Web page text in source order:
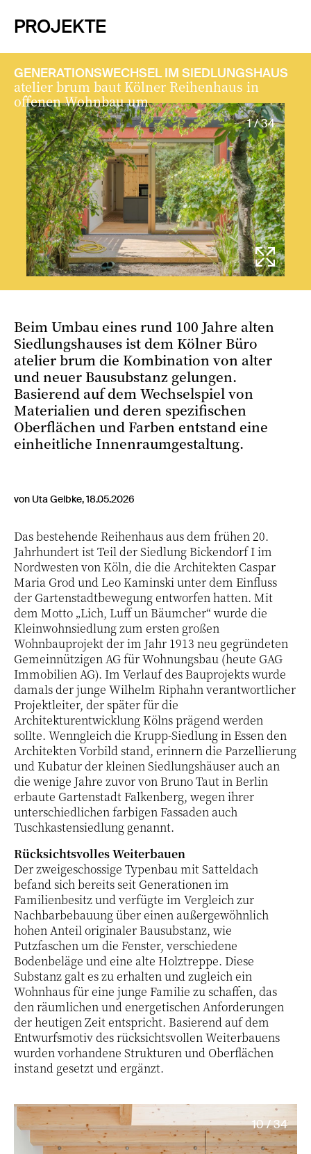
PROJEKTE
GENERATIONSWECHSEL IM SIEDLUNGSHAUS
atelier brum baut Kölner Reihenhaus in
offenen Wohnbau um
1 / 34
Beim Umbau eines rund 100 Jahre alten
Siedlungshauses ist dem Kölner Büro
atelier brum die Kombination von alter
und neuer Bausubstanz gelungen.
Basierend auf dem Wechselspiel von
Materialien und deren spezifischen
Oberflächen und Farben entstand eine
einheitliche Innenraumgestaltung.
von Uta Gelbke, 18.05.2026
Das bestehende Reihenhaus aus dem frühen 20.
Jahrhundert ist Teil der Siedlung Bickendorf I im
Nordwesten von Köln, die die Architekten Caspar
Maria Grod und Leo Kaminski unter dem Einfluss
der Gartenstadtbewegung entworfen hatten. Mit
dem Motto „Lich, Luff un Bäumcher“ wurde die
Kleinwohnsiedlung zum ersten großen
Wohnbauprojekt der im Jahr 1913 neu gegründeten
Gemeinnützigen AG für Wohnungsbau (heute GAG
Immobilien AG). Im Verlauf des Bauprojekts wurde
damals der junge Wilhelm Riphahn verantwortlicher
Projektleiter, der später für die
Architekturentwicklung Kölns prägend werden
sollte. Wenngleich die Krupp-Siedlung in Essen den
Architekten Vorbild stand, erinnern die Parzellierung
und Kubatur der kleinen Siedlungshäuser auch an
die wenige Jahre zuvor von Bruno Taut in Berlin
erbaute Gartenstadt Falkenberg, wegen ihrer
unterschiedlichen farbigen Fassaden auch
Tuschkastensiedlung genannt.
Rücksichtsvolles Weiterbauen
Der zweigeschossige Typenbau mit Satteldach
befand sich bereits seit Generationen im
Familienbesitz und verfügte im Vergleich zur
Nachbarbebauung über einen außergewöhnlich
hohen Anteil originaler Bausubstanz, wie
Putzfaschen um die Fenster, verschiedene
Bodenbeläge und eine alte Holztreppe. Diese
Substanz galt es zu erhalten und zugleich ein
Wohnhaus für eine junge Familie zu schaffen, das
den räumlichen und energetischen Anforderungen
der heutigen Zeit entspricht. Basierend auf dem
Entwurfsmotiv des rücksichtsvollen Weiterbauens
wurden vorhandene Strukturen und Oberflächen
instand gesetzt und ergänzt.
10 / 34